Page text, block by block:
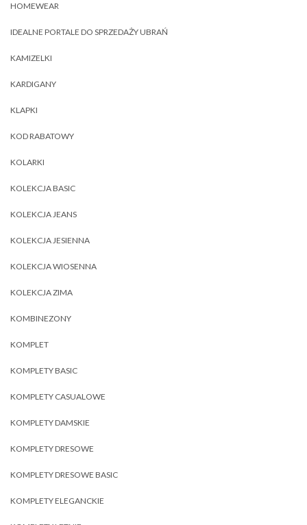
HOMEWEAR
IDEALNE PORTALE DO SPRZEDAŻY UBRAŃ
KAMIZELKI
KARDIGANY
KLAPKI
KOD RABATOWY
KOLARKI
KOLEKCJA BASIC
KOLEKCJA JEANS
KOLEKCJA JESIENNA
KOLEKCJA WIOSENNA
KOLEKCJA ZIMA
KOMBINEZONY
KOMPLET
KOMPLETY BASIC
KOMPLETY CASUALOWE
KOMPLETY DAMSKIE
KOMPLETY DRESOWE
KOMPLETY DRESOWE BASIC
KOMPLETY ELEGANCKIE